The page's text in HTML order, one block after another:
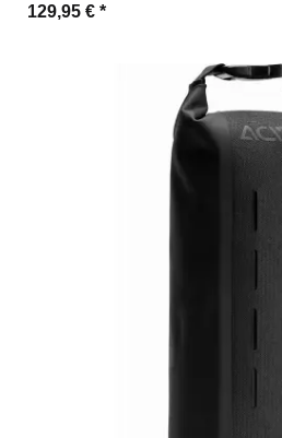
129,95 € *